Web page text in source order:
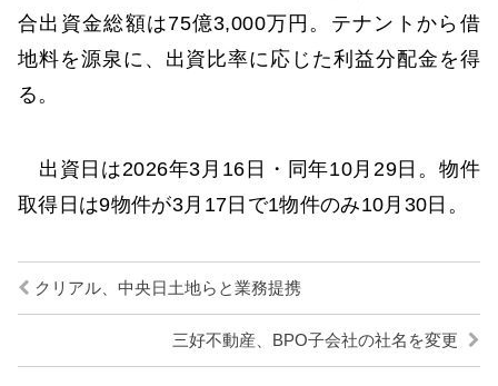
合出資金総額は75億3,000万円。テナントから借
地料を源泉に、出資比率に応じた利益分配金を得
る。
出資日は2026年3月16日・同年10月29日。物件
取得日は9物件が3月17日で1物件のみ10月30日。
クリアル、中央日土地らと業務提携
三好不動産、BPO子会社の社名を変更